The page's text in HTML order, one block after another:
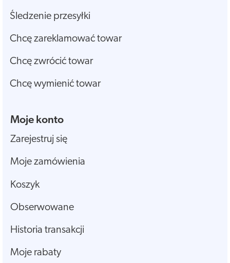
Śledzenie przesyłki
Chcę zareklamować towar
Chcę zwrócić towar
Chcę wymienić towar
Moje konto
Zarejestruj się
Moje zamówienia
Koszyk
Obserwowane
Historia transakcji
Moje rabaty